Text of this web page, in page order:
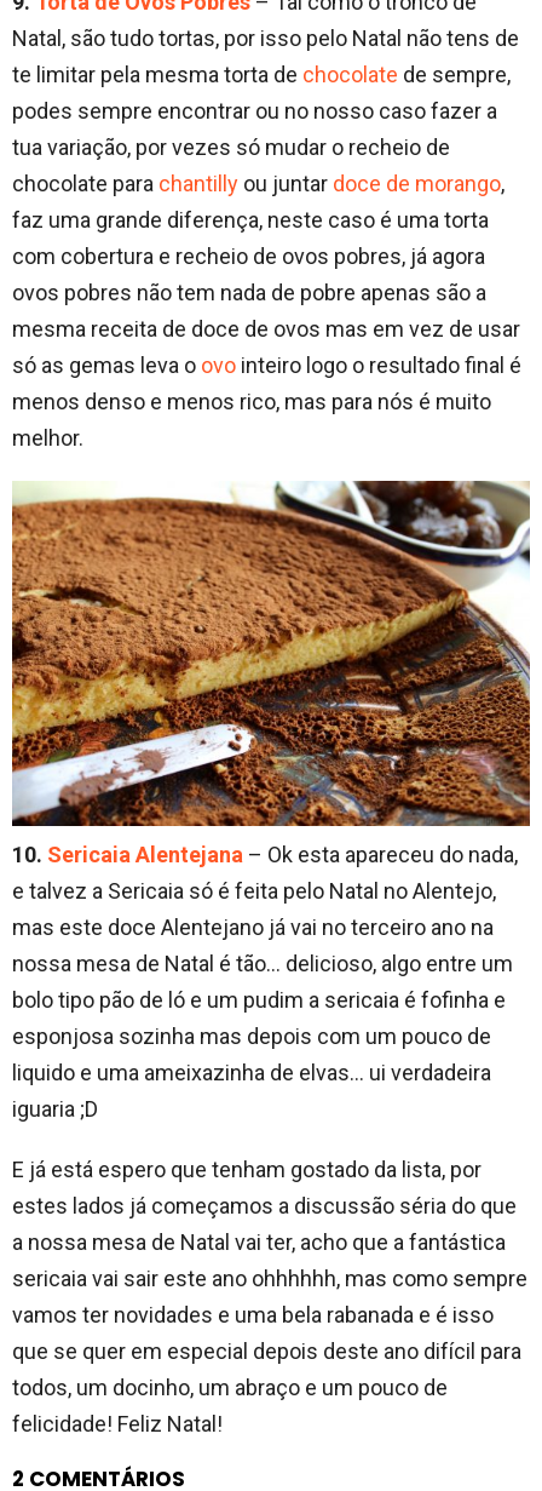
Natal, são tudo tortas, por isso pelo Natal não tens de
te limitar pela mesma torta de chocolate de sempre,
podes sempre encontrar ou no nosso caso fazer a
tua variação, por vezes só mudar o recheio de
chocolate para chantilly ou juntar doce de morango,
faz uma grande diferença, neste caso é uma torta
com cobertura e recheio de ovos pobres, já agora
ovos pobres não tem nada de pobre apenas são a
mesma receita de doce de ovos mas em vez de usar
só as gemas leva o ovo inteiro logo o resultado final é
menos denso e menos rico, mas para nós é muito
melhor.
10. Sericaia Alentejana – Ok esta apareceu do nada,
e talvez a Sericaia só é feita pelo Natal no Alentejo,
mas este doce Alentejano já vai no terceiro ano na
nossa mesa de Natal é tão… delicioso, algo entre um
bolo tipo pão de ló e um pudim a sericaia é fofinha e
esponjosa sozinha mas depois com um pouco de
liquido e uma ameixazinha de elvas… ui verdadeira
iguaria ;D
E já está espero que tenham gostado da lista, por
estes lados já começamos a discussão séria do que
a nossa mesa de Natal vai ter, acho que a fantástica
sericaia vai sair este ano ohhhhhh, mas como sempre
vamos ter novidades e uma bela rabanada e é isso
que se quer em especial depois deste ano difícil para
todos, um docinho, um abraço e um pouco de
felicidade! Feliz Natal!
2 COMENTÁRIOS